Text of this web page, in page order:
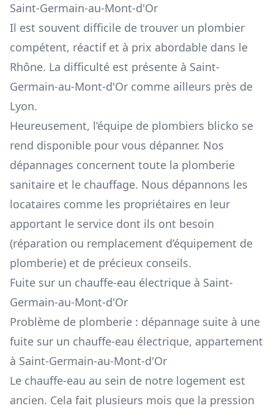
Saint-Germain-au-Mont-d'Or
Il est souvent difficile de trouver un plombier
compétent, réactif et à prix abordable dans le
Rhône. La difficulté est présente à Saint-
Germain-au-Mont-d'Or comme ailleurs près de
Lyon.
Heureusement, l’équipe de plombiers blicko se
rend disponible pour vous dépanner. Nos
dépannages concernent toute la plomberie
sanitaire et le chauffage. Nous dépannons les
locataires comme les propriétaires en leur
apportant le service dont ils ont besoin
(réparation ou remplacement d’équipement de
plomberie) et de précieux conseils.
Fuite sur un chauffe-eau électrique à Saint-
Germain-au-Mont-d'Or
Problème de plomberie : dépannage suite à une
fuite sur un chauffe-eau électrique, appartement
à Saint-Germain-au-Mont-d'Or
Le chauffe-eau au sein de notre logement est
ancien. Cela fait plusieurs mois que la pression